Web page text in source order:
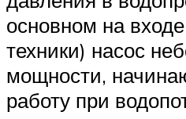
основном на
техники) насос
мощности,
работу при